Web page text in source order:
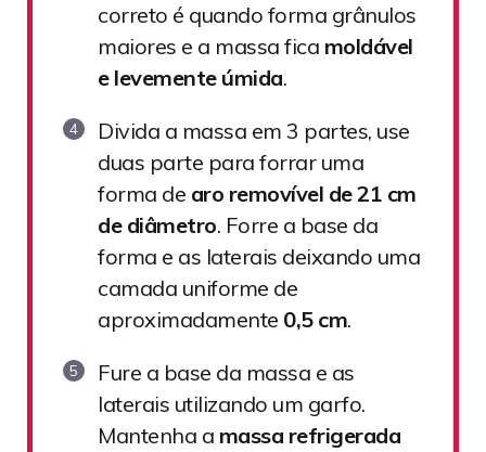
correto é quando forma grânulos
maiores e a massa fica moldável
e levemente úmida.
Divida a massa em 3 partes, use
duas parte para forrar uma
forma de aro removível de 21 cm
de diâmetro. Forre a base da
forma e as laterais deixando uma
camada uniforme de
aproximadamente 0,5 cm.
Fure a base da massa e as
laterais utilizando um garfo.
Mantenha a massa refrigerada